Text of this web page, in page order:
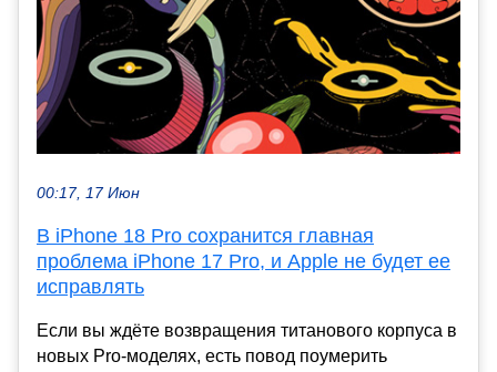
00:17, 17 Июн
В iPhone 18 Pro сохранится главная
проблема iPhone 17 Pro, и Apple не будет ее
исправлять
Если вы ждёте возвращения титанового корпуса в
новых Pro-моделях, есть повод поумерить